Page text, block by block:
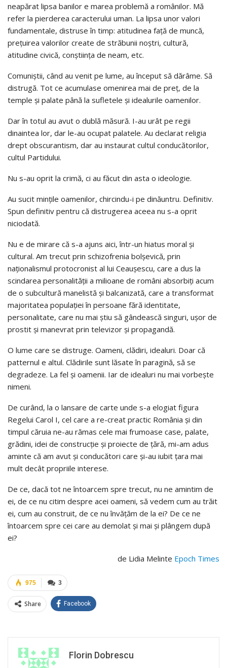
neapărat lipsa banilor e marea problemă a românilor. Mă
refer la pierderea caracterului uman. La lipsa unor valori
fundamentale, distruse în timp: atitudinea faţă de muncă,
preţuirea valorilor create de străbunii noştri, cultură,
atitudine civică, conştiinţa de neam, etc.
Comuniştii, când au venit pe lume, au început să dărâme. Să
distrugă. Tot ce acumulase omenirea mai de preţ, de la
temple şi palate până la sufletele şi idealurile oamenilor.
Dar în totul au avut o dublă măsură. I-au urât pe regii
dinaintea lor, dar le-au ocupat palatele. Au declarat religia
drept obscurantism, dar au instaurat cultul conducătorilor,
cultul Partidului.
Nu s-au oprit la crimă, ci au făcut din asta o ideologie.
Au sucit minţile oamenilor, chircindu-i pe dinăuntru. Definitiv.
Spun definitiv pentru că distrugerea aceea nu s-a oprit
niciodată.
Nu e de mirare că s-a ajuns aici, într-un hiatus moral şi
cultural. Am trecut prin schizofrenia bolşevică, prin
naţionalismul protocronist al lui Ceauşescu, care a dus la
scindarea personalităţii a milioane de români absorbiţi acum
de o subcultură manelistă şi balcanizată, care a transformat
majoritatea populaţiei în persoane fără identitate,
personalitate, care nu mai ştiu să gândească singuri, uşor de
prostit şi manevrat prin televizor şi propagandă.
O lume care se distruge. Oameni, clădiri, idealuri. Doar că
patternul e altul. Clădirile sunt lăsate în paragină, să se
degradeze. La fel şi oamenii. Iar de idealuri nu mai vorbeşte
nimeni.
De curând, la o lansare de carte unde s-a elogiat figura
Regelui Carol I, cel care a re-creat practic România şi din
timpul căruia ne-au rămas cele mai frumoase case, palate,
grădini, idei de construcţie şi proiecte de ţără, mi-am adus
aminte că am avut şi conducători care şi-au iubit ţara mai
mult decât propriile interese.
De ce, dacă tot ne întoarcem spre trecut, nu ne amintim de
ei, de ce nu citim despre acei oameni, să vedem cum au trăit
ei, cum au construit, de ce nu învăţăm de la ei? De ce ne
întoarcem spre cei care au demolat şi mai şi plângem după
ei?
de Lidia Melinte Epoch Times
3
975
Share Facebook
Florin Dobrescu